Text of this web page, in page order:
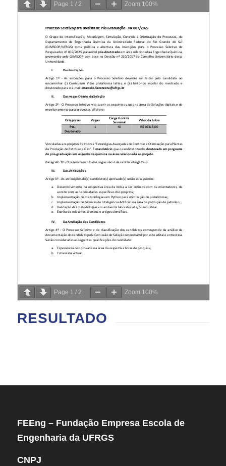
Page 1 / 2 Zoom 100%
Page 1 / 2 Zoom 100%
RESULTADO
FEEng – Fundação Empresa Escola de
Engenharia da UFRGS
CNPJ